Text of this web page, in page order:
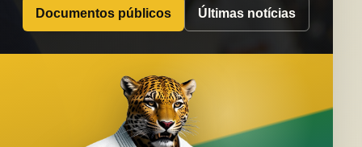
Documentos públicos Últimas notícias